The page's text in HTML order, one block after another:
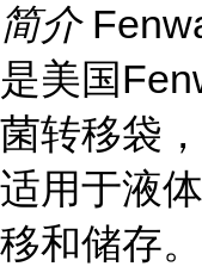
简介
是美国
菌转移袋
适用于液
移和储存。